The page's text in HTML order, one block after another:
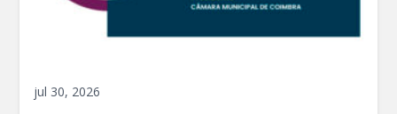
jul 30, 2026